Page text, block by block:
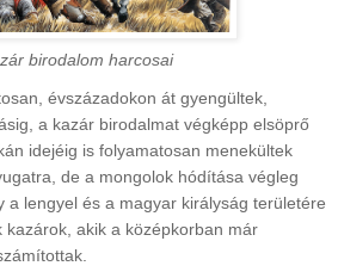
birodalom harcosai
évszázadokon át gyengültek,
a kazár birodalmat végképp elsöprő
idejéig is folyamatosan menekültek
de a mongolok hódítása végleg
a lengyel és a magyar királyság területére
kazárok, akik a középkorban már